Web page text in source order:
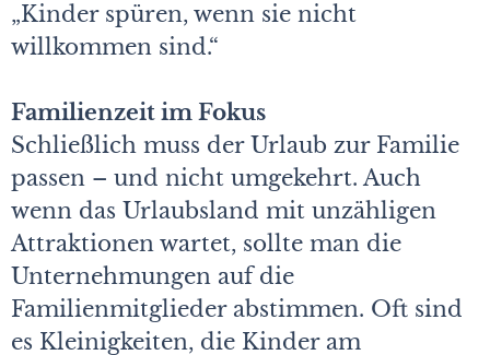
„Kinder spüren, wenn sie nicht
willkommen sind.“
Familienzeit im Fokus
Schließlich muss der Urlaub zur Familie
passen – und nicht umgekehrt. Auch
wenn das Urlaubsland mit unzähligen
Attraktionen wartet, sollte man die
Unternehmungen auf die
Familienmitglieder abstimmen. Oft sind
es Kleinigkeiten, die Kinder am